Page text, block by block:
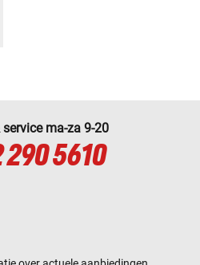
service ma-za 9-20
290 5610